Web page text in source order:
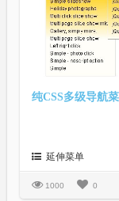
纯CSS多级导航
延伸菜单
1000 0